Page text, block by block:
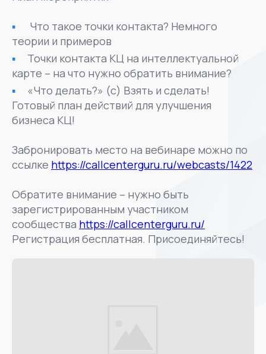
Что такое точки контакта? Немного
теории и примеров
Точки контакта КЦ на интеллектуальной
карте – на что нужно обратить внимание?
«Что делать?» (с) Взять и сделать!
Готовый план действий для улучшения
бизнеса КЦ!
Забронировать место на вебинаре можно по
ссылке https://callcenterguru.ru/webcasts/1422
Обратите внимание – нужно быть
зарегистрированным участником
сообщества https://callcenterguru.ru/
Регистрация бесплатная. Присоединяйтесь!